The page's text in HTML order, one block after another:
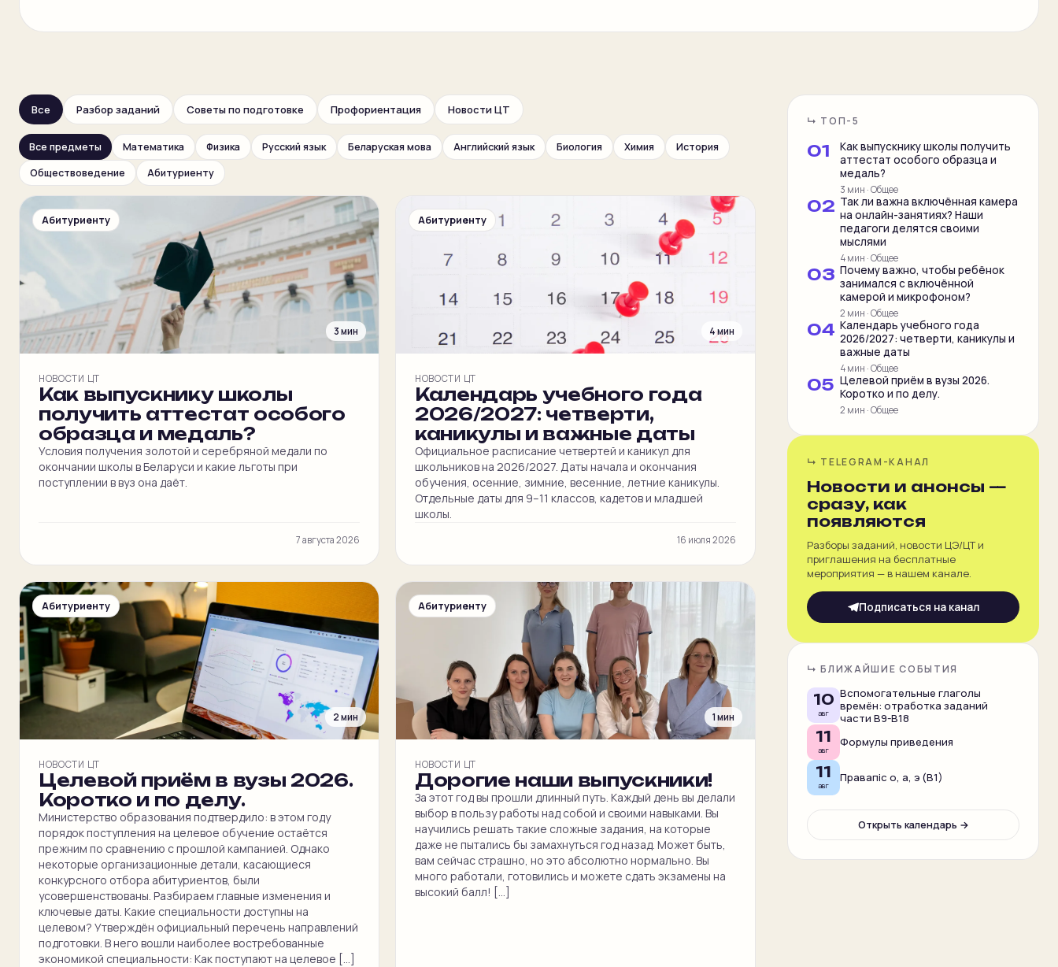
Все Разбор заданий Советы по подготовке Профориентация Новости ЦТ
Все предметы Математика Физика Русский язык Беларуская мова Английский язык Биология Химия
История
Обществоведение
Абитуриенту
Абитуриенту
3 мин
НОВОСТИ ЦТ
Как выпускнику школы
получить аттестат особого
образца и медаль?
Условия получения золотой и серебряной медали по
окончании школы в Беларуси и какие льготы при
поступлении в вуз она даёт.
7 августа 2026
Абитуриенту
4 мин
НОВОСТИ ЦТ
Календарь учебного года
2026/2027: четверти,
каникулы и важные даты
Официальное расписание четвертей и каникул для
школьников на 2026/2027. Даты начала и окончания
обучения, осенние, зимние, весенние, летние каникулы.
Отдельные даты для 9–11 классов, кадетов и младшей
школы.
16 июля 2026
Абитуриенту
2 мин
НОВОСТИ ЦТ
Целевой приём в вузы 2026.
Коротко и по делу.
Министерство образования подтвердило: в этом году
порядок поступления на целевое обучение остаётся
прежним по сравнению с прошлой кампанией. Однако
некоторые организационные детали, касающиеся
конкурсного отбора абитуриентов, были
усовершенствованы. Разбираем главные изменения и
ключевые даты. Какие специальности доступны на
целевом? Утверждён официальный перечень направлений
подготовки. В него вошли наиболее востребованные
экономикой специальности: Как поступают на целевое […]
Абитуриенту
1 мин
НОВОСТИ ЦТ
Дорогие наши выпускники!
За этот год вы прошли длинный путь. Каждый день вы делали
выбор в пользу работы над собой и своими навыками. Вы
научились решать такие сложные задания, на которые
даже не пытались бы замахнуться год назад. Может быть,
вам сейчас страшно, но это абсолютно нормально. Вы
много работали, готовились и можете сдать экзамены на
высокий балл! […]
↳ ТОП-5
01
Как выпускнику школы получить
аттестат особого образца и
медаль?
3 мин · Общее
02 Так ли важна включённая камера
на онлайн-занятиях? Наши
педагоги делятся своими
мыслями
4 мин · Общее
03 Почему важно, чтобы ребёнок
занимался с включённой
камерой и микрофоном?
2 мин · Общее
04 Календарь учебного года
2026/2027: четверти, каникулы и
важные даты
4 мин · Общее
05 Целевой приём в вузы 2026.
Коротко и по делу.
2 мин · Общее
↳ TELEGRAM-КАНАЛ
Новости и анонсы —
сразу, как
появляются
Разборы заданий, новости ЦЭ/ЦТ и
приглашения на бесплатные
мероприятия — в нашем канале.
Подписаться на канал
↳ БЛИЖАЙШИЕ СОБЫТИЯ
10
авг
Вспомогательные глаголы
времён: отработка заданий
части В9-В18
11
авг
Формулы приведения
11
авг
Правапіс о, а, э (В1)
Открыть календарь →